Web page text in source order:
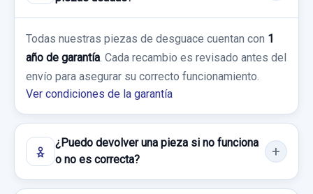
CERRADURA PUERTA TRASERA DERECHA 6
PIN
19,83 €
Sin IVA, gastos de envío no incluidos.
Consultar por whatsapp
Ref:757699 OEM:7391086G11
42,97 €
Sin IVA, gastos de envío no incluidos.
Consultar por whatsapp
SERVOFRENO 5100086G10
SERVOFRENO 5100086G10 usado.
SUZUKI IGNIS RM (MH) BÁSICO
Garantía 1 año
33,88 €
Todas nuestras piezas de desguace cuentan con 1
año de garantía. Cada recambio es revisado antes del
envío para asegurar su correcto funcionamiento.
Ver condiciones de la garantía
¿Puedo devolver una pieza si no funciona
o no es correcta?